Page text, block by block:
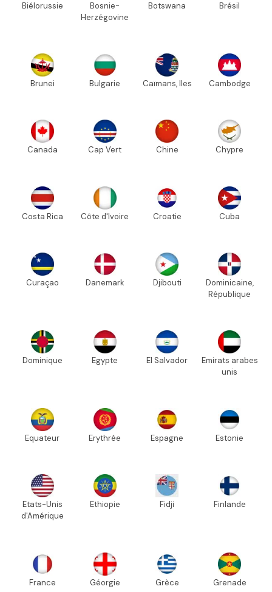
Biélorussie
Bosnie-
Herzégovine
Botswana Brésil
Brunei Bulgarie Caïmans, Iles Cambodge
Canada Cap Vert Chine Chypre
Costa Rica Côte d'Ivoire Croatie Cuba
Curaçao Danemark Djibouti
Dominicaine,
République
Dominique Egypte El Salvador
Emirats arabes
unis
Equateur Erythrée Espagne Estonie
Etats-Unis
d'Amérique
Ethiopie Fidji Finlande
France Géorgie Grèce Grenade